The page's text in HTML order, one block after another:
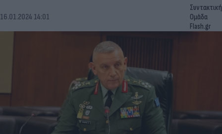
16.01.2024 14:01
Συντακτική
Ομάδα
Flash.gr